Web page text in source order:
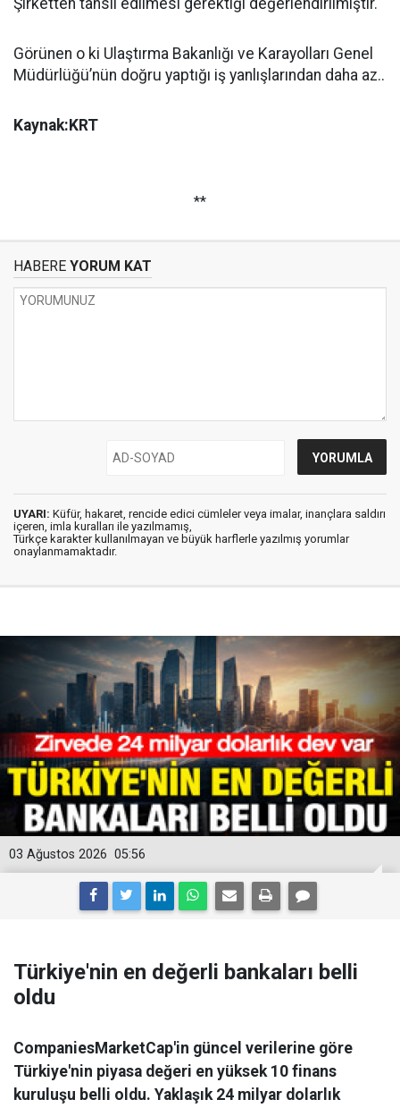
Şirketten tahsil edilmesi gerektiği değerlendirilmiştir.
Görünen o ki Ulaştırma Bakanlığı ve Karayolları Genel
Müdürlüğü’nün doğru yaptığı iş yanlışlarından daha az..
Kaynak:KRT
**
HABERE YORUM KAT
UYARI: Küfür, hakaret, rencide edici cümleler veya imalar, inançlara saldırı
içeren, imla kuralları ile yazılmamış,
Türkçe karakter kullanılmayan ve büyük harflerle yazılmış yorumlar
onaylanmamaktadır.
05:56
03 Ağustos 2026
Türkiye'nin en değerli bankaları belli
oldu
CompaniesMarketCap'in güncel verilerine göre
Türkiye'nin piyasa değeri en yüksek 10 finans
kuruluşu belli oldu. Yaklaşık 24 milyar dolarlık